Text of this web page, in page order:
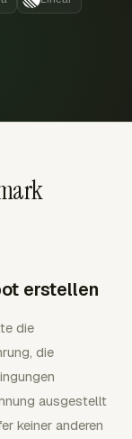
erstellen
die
die
ausgestellt
keiner anderen